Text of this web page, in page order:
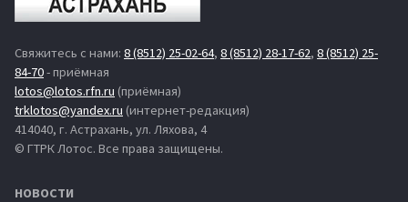
Свяжитесь с нами: 8 (8512) 25-02-64, 8 (8512) 28-17-62, 8 (8512) 25-
84-70- приёмная
lotos@lotos.rfn.ru (приёмная)
trklotos@yandex.ru (интернет-редакция)
414040, г. Астрахань, ул. Ляхова, 4
© ГТРК Лотос. Все права защищены.
НОВОСТИ